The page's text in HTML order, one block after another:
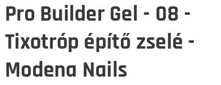
Pro Builder Gel - 08 -
Tixotróp építő zselé -
Modena Nails